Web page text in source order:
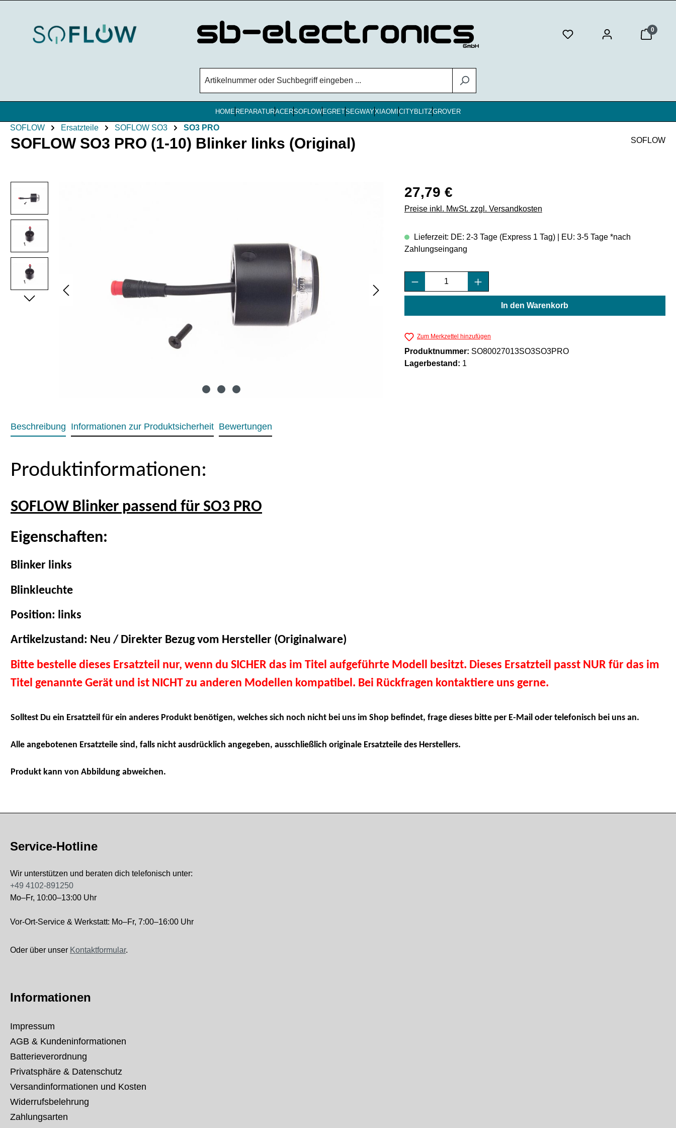
0
HOME REPARATURACERSOFLOW EGRETSEGWAYXIAOMI CITYBLITZGROVER
SOFLOW Ersatzteile SOFLOW SO3 SO3 PRO
SOFLOW SO3 PRO (1-10) Blinker links (Original) SOFLOW
Regulärer Preis:
27,79 €
Preise inkl. MwSt. zzgl. Versandkosten
Lieferzeit: DE: 2-3 Tage (Express 1 Tag) | EU: 3-5 Tage *nach
Zahlungseingang
Produkt Anzahl: Gib den gewünschten Wert ein
In den Warenkorb
Zum Merkzettel hinzufügen
Produktnummer: SO80027013SO3SO3PRO
Lagerbestand: 1
Beschreibung Informationen zur Produktsicherheit Bewertungen
Produktinformationen:
SOFLOW Blinker passend für SO3 PRO
Eigenschaften:
Blinker links
Blinkleuchte
Position: links
Artikelzustand: Neu / Direkter Bezug vom Hersteller (Originalware)
Bitte bestelle dieses Ersatzteil nur, wenn du SICHER das im Titel aufgeführte Modell besitzt. Dieses Ersatzteil passt NUR für das im
Titel genannte Gerät und ist NICHT zu anderen Modellen kompatibel. Bei Rückfragen kontaktiere uns gerne.
Solltest Du ein Ersatzteil für ein anderes Produkt benötigen, welches sich noch nicht bei uns im Shop befindet, frage dieses bitte per E-Mail oder telefonisch bei uns an.
Alle angebotenen Ersatzteile sind, falls nicht ausdrücklich angegeben, ausschließlich originale Ersatzteile des Herstellers.
Produkt kann von Abbildung abweichen.
Service-Hotline
Wir unterstützen und beraten dich telefonisch unter:
+49 4102-891250
Mo–Fr, 10:00–13:00 Uhr
Vor-Ort-Service & Werkstatt: Mo–Fr, 7:00–16:00 Uhr
Oder über unser Kontaktformular.
Informationen
Impressum
AGB & Kundeninformationen
Batterieverordnung
Privatsphäre & Datenschutz
Versandinformationen und Kosten
Widerrufsbelehrung
Zahlungsarten